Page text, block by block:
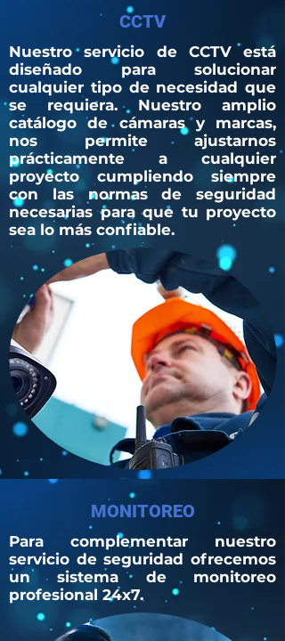
CCTV
Nuestro servicio de CCTV está
diseñado para solucionar
cualquier tipo de necesidad que
se requiera. Nuestro amplio
catálogo de cámaras y marcas,
nos permite ajustarnos
prácticamente a cualquier
proyecto cumpliendo siempre
con las normas de seguridad
necesarias para que tu proyecto
sea lo más confiable.
MONITOREO
Para complementar nuestro
servicio de seguridad ofrecemos
un sistema de monitoreo
profesional 24x7.